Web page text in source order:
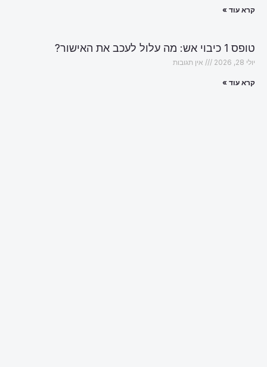
קרא עוד »
טופס 1 כיבוי אש: מה עלול לעכב את האישור?
יולי 28, 2026 אין תגובות
קרא עוד »